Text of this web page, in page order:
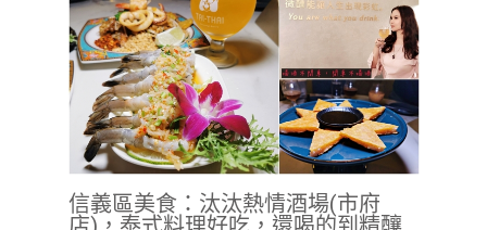
信義區美食：汰汰熱情酒場(市府